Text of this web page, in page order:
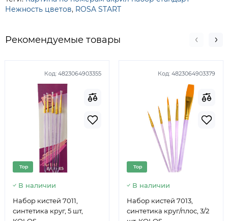
Нежность цветов, ROSA START
Рекомендуемые товары
Код: 4823064903355
Top
В наличии
Набор кистей 7011,
синтетика круг, 5 шт,
Код: 4823064903379
Top
В наличии
Набор кистей 7013,
синтетика круг/плос, 3/2